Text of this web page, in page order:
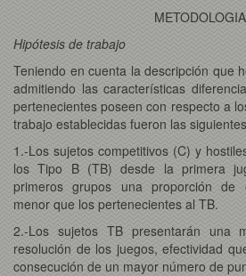
METODOLOGIA
Hipótesis de trabajo
Teniendo en cuenta la descripción que
admitiendo las características
pertenecientes poseen con respecto a
trabajo establecidas fueron las
1.-Los sujetos competitivos (C) y
los Tipo B (TB) desde la primera
primeros grupos una proporción de
menor que los pertenecientes al TB.
2.-Los sujetos TB presentarán una
resolución de los juegos, efectividad
consecución de un mayor número de